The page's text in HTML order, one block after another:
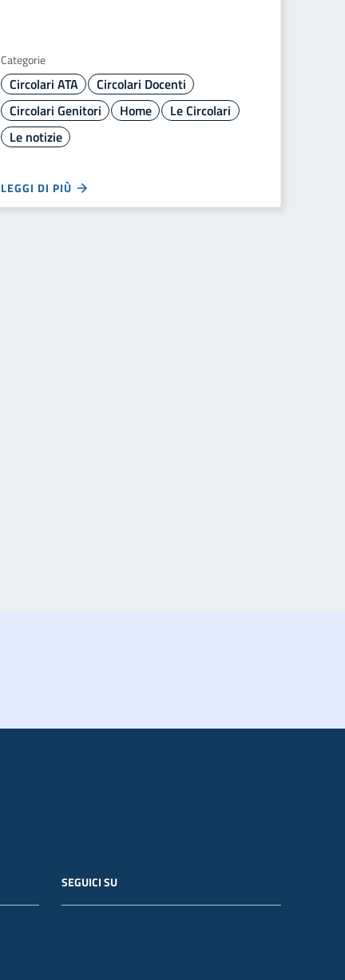
Categorie
Circolari ATA
Circolari Docenti
Circolari Genitori
Home
Le Circolari
Le notizie
LEGGI DI PIÙ
SEGUICI SU